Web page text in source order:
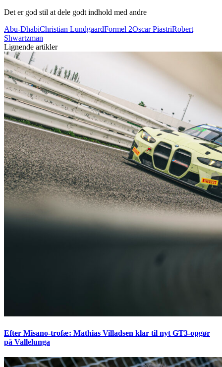
Det er god stil at dele godt indhold med andre
Abu-DhabiChristian LundgaardFormel 2Oscar PiastriRobert
Shwartzman
Lignende artikler
Efter Misano-trofæ: Mathias Villadsen klar til nyt GT3-opgør
på Vallelunga